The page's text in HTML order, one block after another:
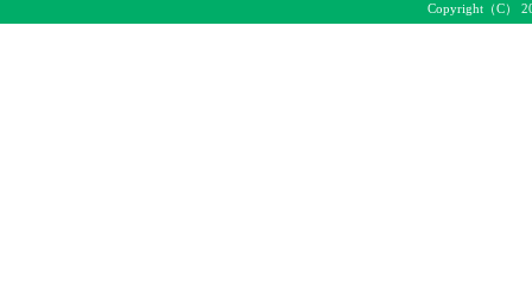
Copyright（C）